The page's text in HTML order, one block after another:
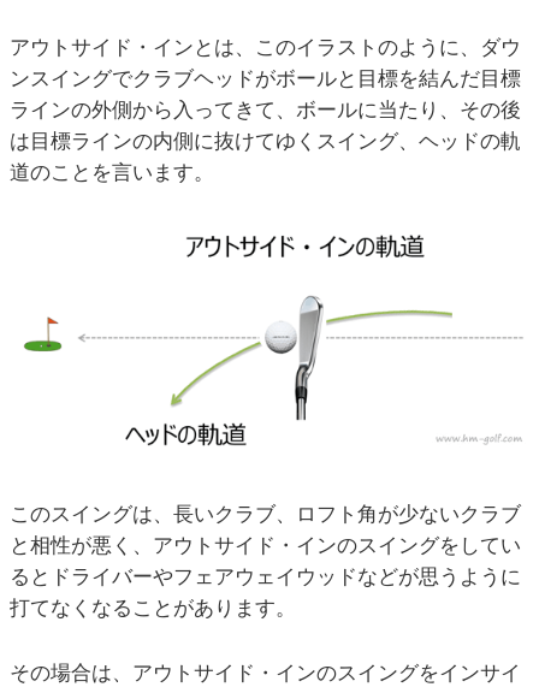
アウトサイド・インとは、このイラストのように、ダウ
ンスイングでクラブヘッドがボールと目標を結んだ目標
ラインの外側から入ってきて、ボールに当たり、その後
は目標ラインの内側に抜けてゆくスイング、ヘッドの軌
道のことを言います。
このスイングは、長いクラブ、ロフト角が少ないクラブ
と相性が悪く、アウトサイド・インのスイングをしてい
るとドライバーやフェアウェイウッドなどが思うように
打てなくなることがあります。
その場合は、アウトサイド・インのスイングをインサイ